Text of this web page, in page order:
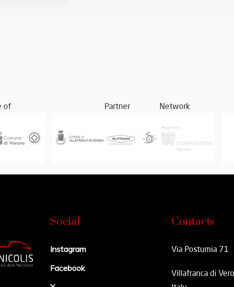
of Partner Network
Social
Instagram
Facebook
Contacts
Via Postumia 71
Villafranca di